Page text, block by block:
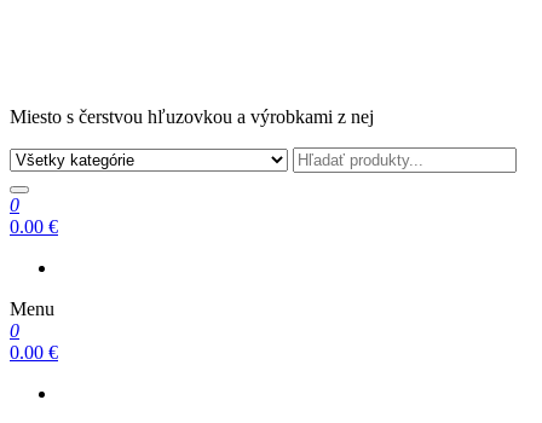
Miesto s čerstvou hľuzovkou a výrobkami z nej
0
0.00 €
Menu
0
0.00 €